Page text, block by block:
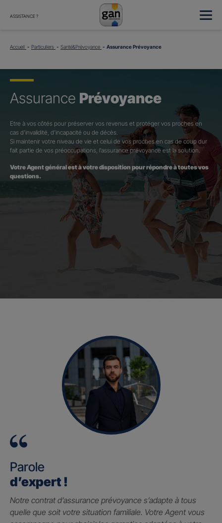
ASSISTANCE ?
Accueil Particuliers Santé&Prévoyance Assurance Prévoyance
Assurance Prévoyance
Etre à vos côtés pour préserver vos revenus et protéger vos proches en
cas d’invalidité, d’incapacité ou de décès.
Si maintenir votre niveau de vie et celui de vos proches en cas de coup dur
fait partie de vos préoccupations, l’assurance prévoyance est la solution.
Votre Agent général est à votre disposition pour répondre à toutes vos
questions.
Parole
d’expert !
Notre contrat d’assurance prévoyance s’adapte à tous
quelle que soit votre situation familiale. Votre Agent vous